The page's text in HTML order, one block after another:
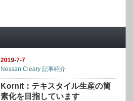
2019-7-7
Nessan Cleary 記事紹介
Kornit：テキスタイル生産の簡
素化を目指しています